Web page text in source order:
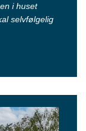
i huset
selvfølgelig